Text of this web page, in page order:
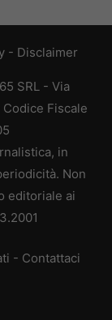
- Disclaimer
SRL - Via
Codice Fiscale
in
Non
editoriale ai
- Contattaci